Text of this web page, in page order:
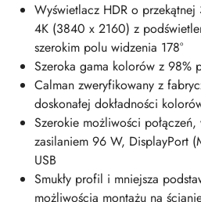
Wyświetlacz HDR o
4K (3840 x 2160) z
szerokim polu widzenia 178°
Szeroka gama kolorów z 98%
Calman zweryfikowany z
doskonałej dokładności
Szerokie możliwości
zasilaniem 96 W, DisplayPort
USB
Smukły profil i mniejsza
możliwością montażu na